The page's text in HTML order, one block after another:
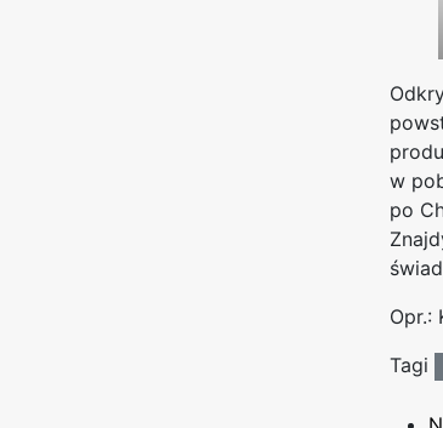
w
po
Opr.:
Tagi